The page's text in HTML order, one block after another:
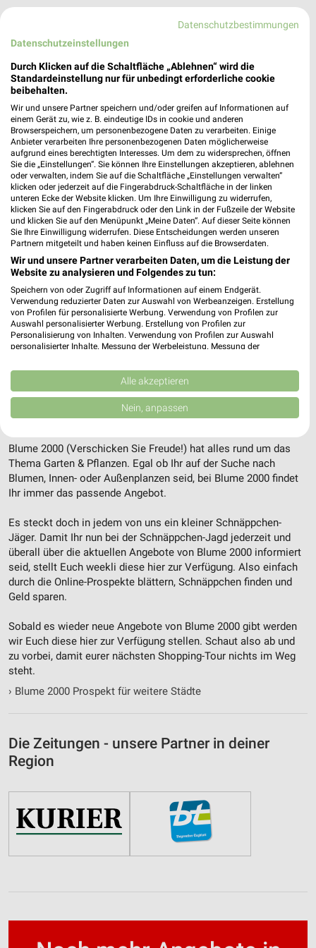
Dehner
44,1 km
Gartenmöbeltrends 2026
Gültig 2026
ALLE PROSPEKTE
Blume 2000 Angebote für Bayreuth
Hier findest Du aktuelle Angebote und Prospekte von Blume
2000 in der Umgebung von Bayreuth.
Blume 2000 (Verschicken Sie Freude!) hat alles rund um das
Thema Garten & Pflanzen. Egal ob Ihr auf der Suche nach
Blumen, Innen- oder Außenplanzen seid, bei Blume 2000 findet
Ihr immer das passende Angebot.
Es steckt doch in jedem von uns ein kleiner Schnäppchen-
Jäger. Damit Ihr nun bei der Schnäppchen-Jagd jederzeit und
überall über die aktuellen Angebote von Blume 2000 informiert
seid, stellt Euch weekli diese hier zur Verfügung. Also einfach
durch die Online-Prospekte blättern, Schnäppchen finden und
Geld sparen.
Sobald es wieder neue Angebote von Blume 2000 gibt werden
wir Euch diese hier zur Verfügung stellen. Schaut also ab und
zu vorbei, damit eurer nächsten Shopping-Tour nichts im Weg
steht.
› Blume 2000 Prospekt für weitere Städte
Die Zeitungen - unsere Partner in deiner
Region
Datenschutzbestimmungen
Datenschutzeinstellungen
Durch Klicken auf die Schaltfläche „Ablehnen“ wird die
Standardeinstellung nur für unbedingt erforderliche cookie
beibehalten.
Wir und unsere Partner speichern und/oder greifen auf Informationen auf
einem Gerät zu, wie z. B. eindeutige IDs in cookie und anderen
Browserspeichern, um personenbezogene Daten zu verarbeiten. Einige
Anbieter verarbeiten Ihre personenbezogenen Daten möglicherweise
aufgrund eines berechtigten Interesses. Um dem zu widersprechen, öffnen
Sie die „Einstellungen“. Sie können Ihre Einstellungen akzeptieren, ablehnen
oder verwalten, indem Sie auf die Schaltfläche „Einstellungen verwalten“
klicken oder jederzeit auf die Fingerabdruck-Schaltfläche in der linken
unteren Ecke der Website klicken. Um Ihre Einwilligung zu widerrufen,
klicken Sie auf den Fingerabdruck oder den Link in der Fußzeile der Website
und klicken Sie auf den Menüpunkt „Meine Daten“. Auf dieser Seite können
Sie Ihre Einwilligung widerrufen. Diese Entscheidungen werden unseren
Partnern mitgeteilt und haben keinen Einfluss auf die Browserdaten.
Wir und unsere Partner verarbeiten Daten, um die Leistung der
Website zu analysieren und Folgendes zu tun:
Speichern von oder Zugriff auf Informationen auf einem Endgerät.
Verwendung reduzierter Daten zur Auswahl von Werbeanzeigen. Erstellung
von Profilen für personalisierte Werbung. Verwendung von Profilen zur
Auswahl personalisierter Werbung. Erstellung von Profilen zur
Personalisierung von Inhalten. Verwendung von Profilen zur Auswahl
personalisierter Inhalte. Messung der Werbeleistung. Messung der
Kombinationen von Daten aus verschiedenen Quellen. Entwicklung und
Verbesserung der Angebote. Verwendung reduzierter Daten zur Auswahl
von Inhalten.
Daten können außerhalb der Europäischen Union weitergegeben und in die
USA gesendet werden.
Website/App.
Partnerliste anzeigen (1 IAB-Anbieter)
Wir nutzen Ihre Daten für folgende Zwecke:
IAB-Verarbeitungszwecke:
Speichern von oder Zugriff auf Informationen
auf einem Endgerät
Verwendung reduzierter Daten zur Auswahl von
Werbeanzeigen
Erstellung von Profilen für personalisierte
Verwendung von Profilen zur Auswahl
personalisierter Werbung
von Inhalten
Messung der Werbeleistung
Messung der Performance von Inhalten
Analyse von Zielgruppen durch Statistiken oder
Kombinationen von Daten aus verschiedenen
Alle akzeptieren
Nein, anpassen